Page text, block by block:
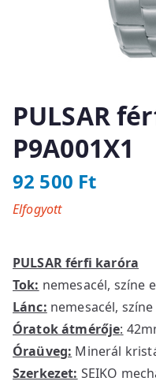
PULSAR
P9A001X1
92 500 Ft
PULSAR férfi karóra
Tok: nemesacél, színe
Lánc: nemesacél,
Óratok átmérője:
Óraüveg: Minerál
Szerkezet: SEIKO
Elfogyott